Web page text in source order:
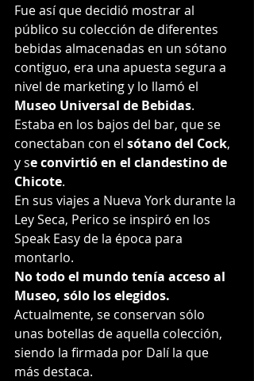
Fue así que decidió mostrar al
público su colección de diferentes
bebidas almacenadas en un sótano
contiguo, era una apuesta segura a
nivel de marketing y lo llamó el
Museo Universal de Bebidas.
Estaba en los bajos del bar, que se
conectaban con el sótano del Cock,
y se convirtió en el clandestino de
Chicote.
En sus viajes a Nueva York durante la
Ley Seca, Perico se inspiró en los
Speak Easy de la época para
montarlo.
No todo el mundo tenía acceso al
Museo, sólo los elegidos.
Actualmente, se conservan sólo
unas botellas de aquella colección,
siendo la firmada por Dalí la que
más destaca.